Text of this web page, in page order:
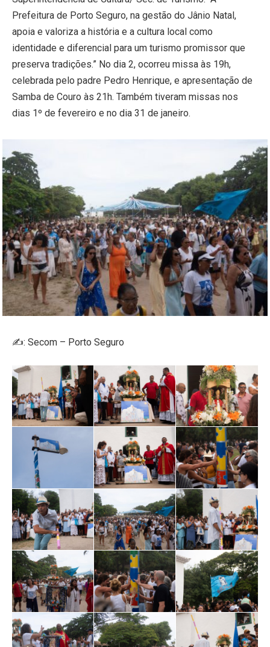
Prefeitura de Porto Seguro, na gestão do Jânio Natal,
apoia e valoriza a história e a cultura local como
identidade e diferencial para um turismo promissor que
preserva tradições.” No dia 2, ocorreu missa às 19h,
celebrada pelo padre Pedro Henrique, e apresentação de
Samba de Couro às 21h. Também tiveram missas nos
dias 1º de fevereiro e no dia 31 de janeiro.
✍️: Secom – Porto Seguro